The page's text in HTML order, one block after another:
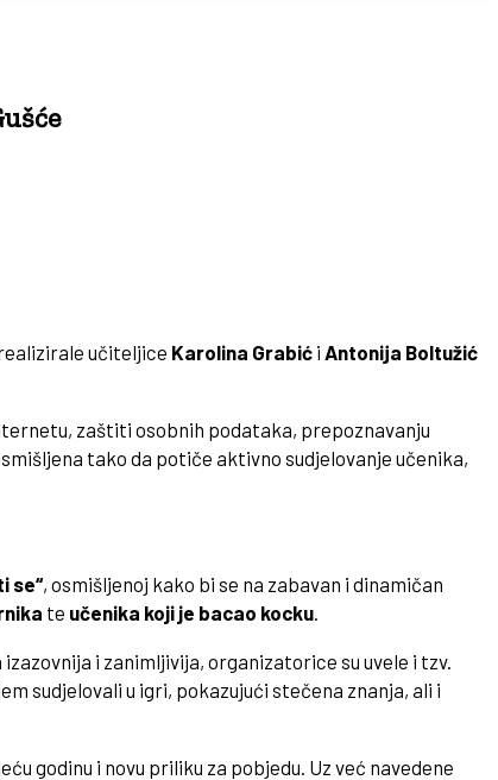
učiteljice Karolina Grabić i Antonija Boltužić
zaštiti osobnih podataka, prepoznavanju
tako da potiče aktivno sudjelovanje učenika,
se“, osmišljenoj kako bi se na zabavan i dinamičan
te učenika koji je bacao kocku
i zanimljivija, organizatorice su uvele i tzv.
sudjelovali u igri, pokazujući stečena znanja, ali i
godinu i novu priliku za pobjedu. Uz već navedene